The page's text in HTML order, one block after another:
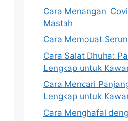
Cara Menangani
Mastah
Cara Membuat
Cara Salat Dhuha:
Lengkap untuk
Cara Mencari
Lengkap untuk
Cara Menghafal